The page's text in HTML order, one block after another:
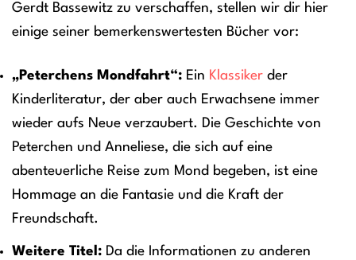
Gerdt Bassewitz zu verschaffen, stellen wir dir hier
einige seiner bemerkenswertesten Bücher vor:
„Peterchens Mondfahrt“: Ein Klassiker der
Kinderliteratur, der aber auch Erwachsene immer
wieder aufs Neue verzaubert. Die Geschichte von
Peterchen und Anneliese, die sich auf eine
abenteuerliche Reise zum Mond begeben, ist eine
Hommage an die Fantasie und die Kraft der
Freundschaft.
Weitere Titel: Da die Informationen zu anderen